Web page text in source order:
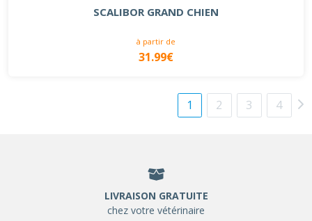
SCALIBOR GRAND CHIEN
à partir de
31.99€
1 2 3 4
LIVRAISON GRATUITE
chez votre vétérinaire